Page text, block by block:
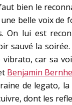
bien le
une belle voix de
On lui est
sauvé la
vibrato, car sa
Benjamin
de legato,
dont les